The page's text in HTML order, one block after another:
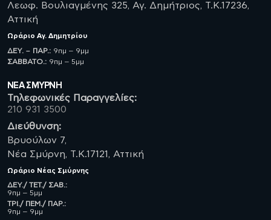
Λεωφ. Βουλιαγμένης 325, Αγ. Δημήτριος, Τ.Κ.17236,
Αττική
Ωράριο Αγ. Δημητρίου
ΔΕΥ. – ΠΑΡ.: 9πμ – 9μμ
ΣΑΒBATO.: 9πμ – 5μμ
ΝΈΑ ΣΜΥΡΝΗ
Τηλεφωνικές Παραγγελίες:
210 931 3500
Διεύθυνση:
Βρυούλων 7,
Νέα Σμύρνη, Τ.Κ.17121, Αττική
Ωράριο Νέας Σμύρνης
ΔΕΥ./ ΤΕΤ./ ΣΑΒ.:
9πμ – 5μμ
ΤΡΙ./ ΠΕΜ./ ΠΑΡ.:
9πμ – 9μμ